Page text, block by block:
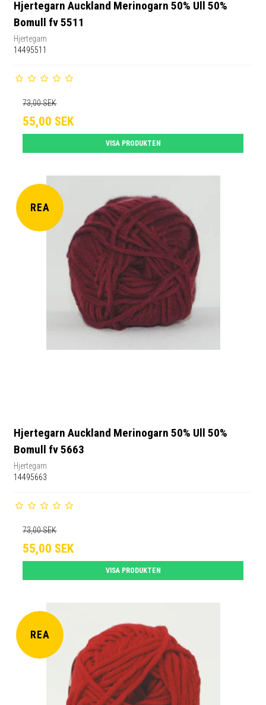
Hjertegarn Auckland Merinogarn 50% Ull 50%
Bomull fv 5511
Hjertegarn
14495511
73,00 SEK
55,00 SEK
VISA PRODUKTEN
REA
Hjertegarn Auckland Merinogarn 50% Ull 50%
Bomull fv 5663
Hjertegarn
14495663
73,00 SEK
55,00 SEK
VISA PRODUKTEN
REA